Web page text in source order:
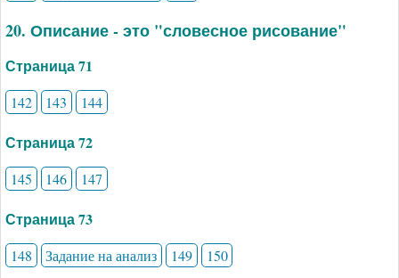
20. Описание - это "словесное рисование"
Страница 71
142 143 144
Страница 72
145 146 147
Страница 73
148 Задание на анализ 149 150